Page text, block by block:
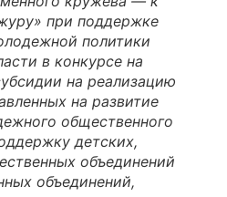
при поддержке
политики
в конкурсе на
на реализацию
на развитие
общественного
детских,
объединений
объединений,